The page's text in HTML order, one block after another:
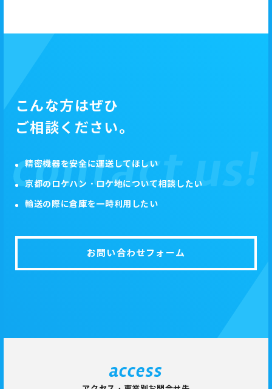
こんな方はぜひ
ご相談ください。
精密機器を安全に運送してほしい
京都のロケハン・ロケ地について相談したい
輸送の際に倉庫を一時利用したい
お問い合わせフォーム
access